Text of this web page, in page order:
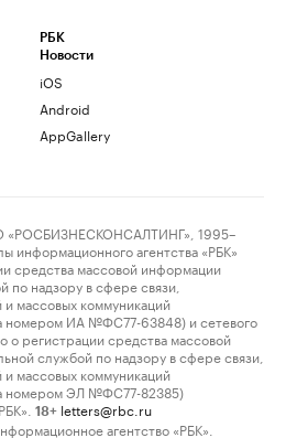
РБК
Новости
iOS
Android
AppGallery
1995–
информационного агентства «РБК»
средства массовой информации
по надзору в сфере связи,
массовых коммуникаций
номером ИА №ФС77-63848) и сетевого
о регистрации средства массовой
службой по надзору в сфере связи,
массовых коммуникаций
номером ЭЛ №ФС77-82385)
18+ letters@rbc.ru
агентство «РБК».